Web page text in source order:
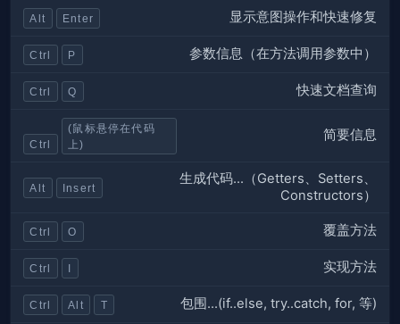
Alt Enter 显示意图操作和快速修复
Ctrl P 参数信息（在方法调用参数中）
Ctrl Q 快速文档查询
Ctrl
(鼠标悬停在代码
上)
简要信息
Alt Insert
生成代码...（Getters、Setters、
Constructors）
Ctrl O 覆盖方法
Ctrl I 实现方法
Ctrl Alt T 包围...(if..else, try..catch, for, 等)